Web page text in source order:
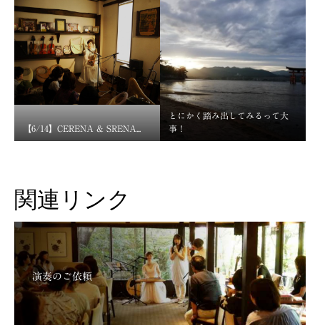
【6/14】CERENA & SRENA...
とにかく踏み出してみるって大
事！
関連リンク
演奏のご依頼